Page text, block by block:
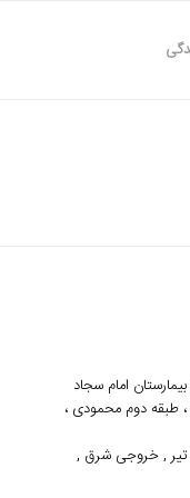
بیمارستان امام سجاد
سپه ، طبقه دوم محمودی ،
تیر , خروجی شرق ,